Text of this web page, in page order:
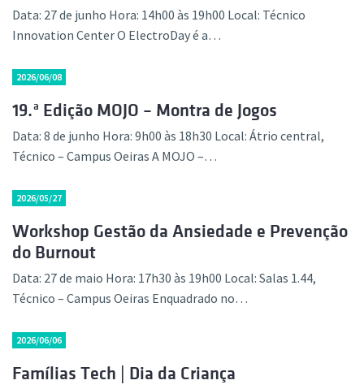
Data: 27 de junho Hora: 14h00 às 19h00 Local: Técnico
Innovation Center O ElectroDay é a…
2026/06/08
19.ª Edição MOJO – Montra de Jogos
Data: 8 de junho Hora: 9h00 às 18h30 Local: Átrio central,
Técnico – Campus Oeiras A MOJO –…
2026/05/27
Workshop Gestão da Ansiedade e Prevenção
do Burnout
Data: 27 de maio Hora: 17h30 às 19h00 Local: Salas 1.44,
Técnico – Campus Oeiras Enquadrado no…
2026/06/06
Famílias Tech | Dia da Criança